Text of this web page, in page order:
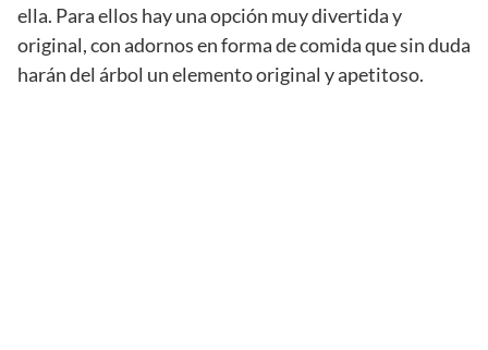
ella. Para ellos hay una opción muy divertida y
original, con adornos en forma de comida que sin duda
harán del árbol un elemento original y apetitoso.